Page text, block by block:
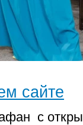
сайте
с